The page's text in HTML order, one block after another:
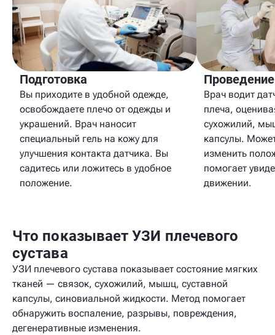
Подготовка
Вы приходите в удобной одежде,
освобождаете плечо от одежды и
украшений. Врач наносит
специальный гель на кожу для
улучшения контакта датчика. Вы
садитесь или ложитесь в удобное
положение.
Врач водит
плеча,
сухожилий,
капсулы.
изменить
помогает
движении.
Что показывает УЗИ плечевого
сустава
УЗИ плечевого сустава показывает состояние мягких
тканей — связок, сухожилий, мышц, суставной
капсулы, синовиальной жидкости. Метод помогает
обнаружить воспаление, разрывы, повреждения,
дегенеративные изменения.